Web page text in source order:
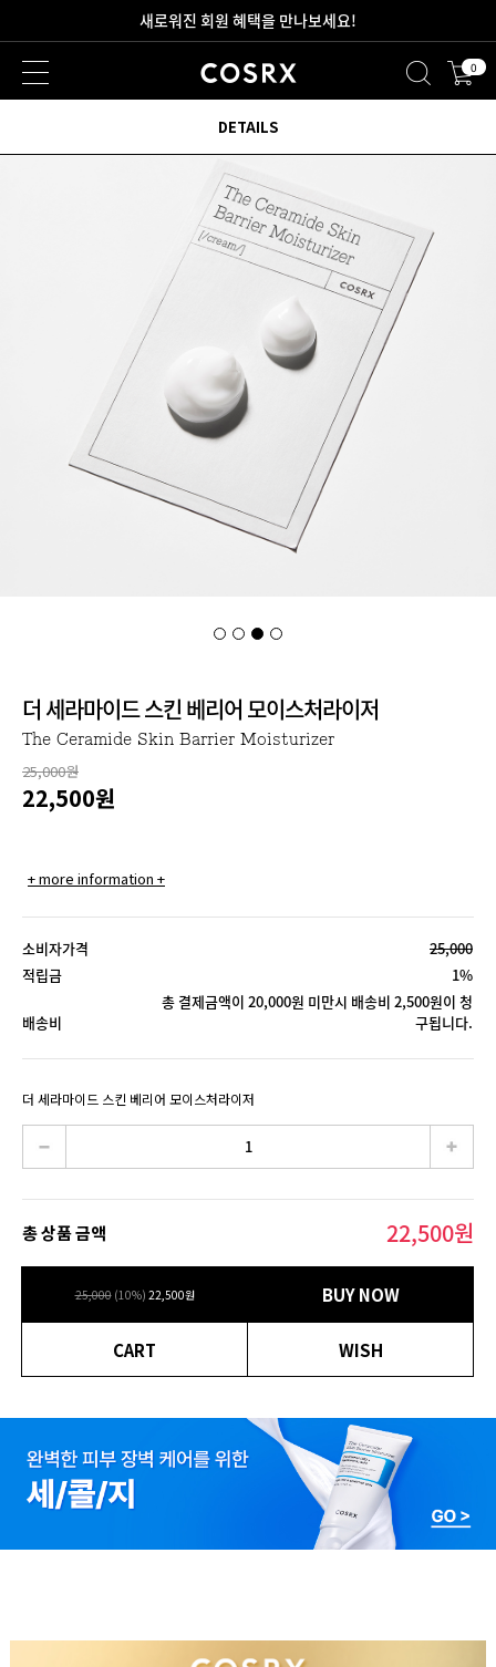
2만원 이상 무료 배송
새로워진 회원 혜택을 만나보세요! 0
더 세라마이드 스킨 베리어 모이스처라이저
The Ceramide Skin Barrier Moisturizer
25,000원
22,500원
+ more information +
소비자가격
25,000
적립금
1%
배송비
총 결제금액이 20,000원 미만시 배송비 2,500원이 청
구됩니다.
더 세라마이드 스킨 베리어 모이스처라이저
총 상품 금액 22,500원
25,000 (10%) 22,500원 BUY NOW
CART WISH
DETAILS